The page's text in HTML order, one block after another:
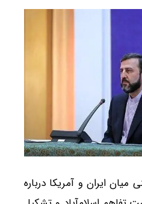
میان ایران و آمریکا درباره